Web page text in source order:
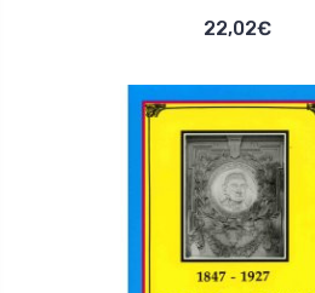
22,02€